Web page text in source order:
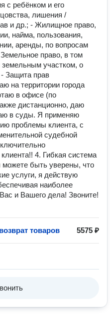
с ребёнком и его
лишения /
и др.; - Жилищное право,
найма, пользования,
аренды, по вопросам
право, в том
земельным участком, о
Защита прав
на территории города
в офисе (по
дистанционно, даю
в суды. Я применяю
проблемы клиента, с
судебной
4. Гибкая система
можете быть уверены, что
услуги, я действую
наиболее
и Вашего дела! Звоните!
товаров 5575 ₽